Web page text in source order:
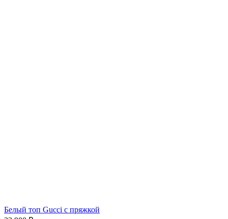
Белый топ Gucci с пряжкой